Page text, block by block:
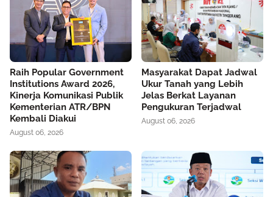
Raih Popular Government
Institutions Award 2026,
Kinerja Komunikasi Publik
Kementerian ATR/BPN
Kembali Diakui
August 06, 2026
Masyarakat Dapat Jadwal
Ukur Tanah yang Lebih
Jelas Berkat Layanan
Pengukuran Terjadwal
August 06, 2026